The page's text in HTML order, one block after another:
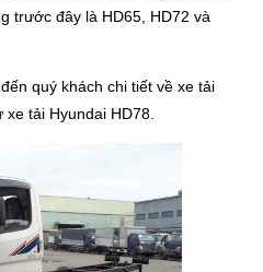
trước đây là HD65, HD72 và
quý khách chi tiết về xe tải
tải Hyundai HD78.